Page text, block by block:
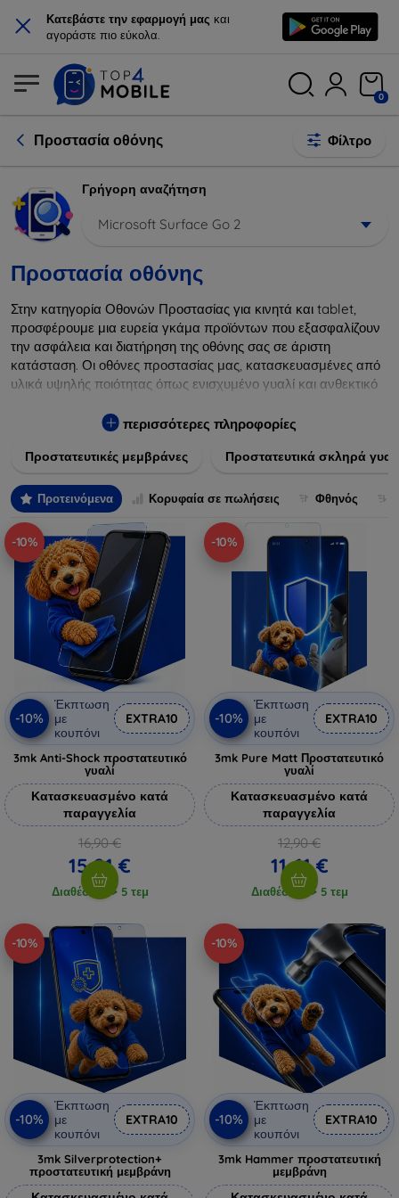
× Κατεβάστε την εφαρμογή μας και
αγοράστε πιο εύκολα.
0
Προστασία οθόνης Φίλτρο
Γρήγορη αναζήτηση
Microsoft Surface Go 2
Προστασία οθόνης
Στην κατηγορία Οθονών Προστασίας για κινητά και tablet,
προσφέρουμε μια ευρεία γκάμα προϊόντων που εξασφαλίζουν
την ασφάλεια και διατήρηση της οθόνης σας σε άριστη
κατάσταση. Οι οθόνες προστασίας μας, κατασκευασμένες από
υλικά υψηλής ποιότητας όπως ενισχυμένο γυαλί και ανθεκτικό
και πτώσεις. Επιπλέον, είναι εύκολες στην εφαρμογή και δεν
φωτεινότητα της οθόνης σας. Επιλέξτε από τις τελευταίες
των προτύπων συσκευών, προσφέροντας παράλληλα
απαράμιλλη εμπειρία χρήστη.
περισσότερες πληροφορίες
Προστατευτικές μεμβράνες Προστατευτικά σκληρά
Προτεινόμενα Κορυφαία σε πωλήσεις Φθηνός
-10%
-10%
Έκπτωση
με
κουπόνι
EXTRA10
3mk Anti-Shock προστατευτικό
γυαλί
Κατασκευασμένο κατά
παραγγελία
16,90 €
15,21 €
Διαθέσιμο > 5 τεμ
-10%
-10%
Έκπτωση
με
κουπόνι
EXTRA10
3mk Pure Matt Προστατευτικό
γυαλί
Κατασκευασμένο κατά
παραγγελία
12,90 €
11,61 €
Διαθέσιμο > 5 τεμ
-10%
-10%
Έκπτωση
με
κουπόνι
EXTRA10
3mk Silverprotection+
προστατευτική μεμβράνη
-10%
-10%
Έκπτωση
με
κουπόνι
EXTRA10
3mk Hammer προστατευτική
μεμβράνη